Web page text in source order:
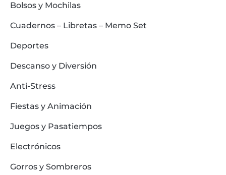
Bolsos y Mochilas
Cuadernos – Libretas – Memo Set
Deportes
Descanso y Diversión
Anti-Stress
Fiestas y Animación
Juegos y Pasatiempos
Electrónicos
Gorros y Sombreros